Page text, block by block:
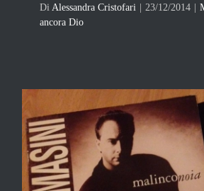
Di Alessandra Cristofari | 23/12/2014 |
ancora Dio